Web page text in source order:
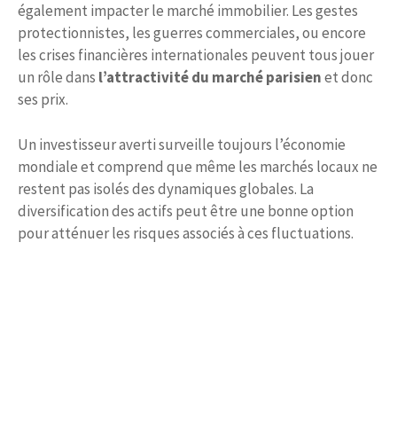
également impacter le marché immobilier. Les gestes
protectionnistes, les guerres commerciales, ou encore
les crises financières internationales peuvent tous jouer
un rôle dans l’attractivité du marché parisienet donc
ses prix.
Un investisseur averti surveille toujours l’économie
mondiale et comprend que même les marchés locaux ne
restent pas isolés des dynamiques globales. La
diversification des actifs peut être une bonne option
pour atténuer les risques associés à ces fluctuations.